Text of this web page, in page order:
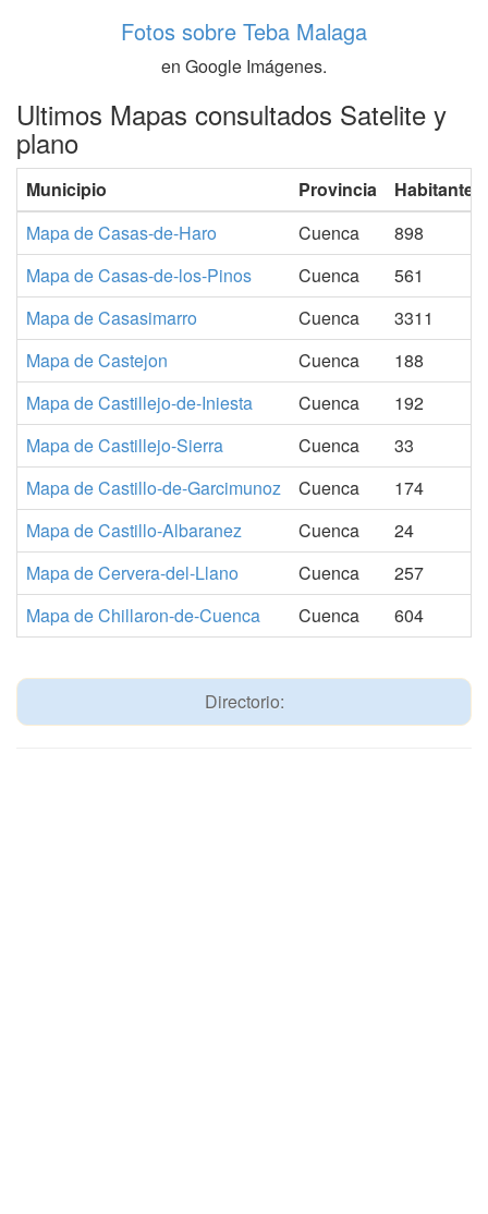
Fotos sobre Teba Malaga
en Google Imágenes.
Ultimos Mapas consultados Satelite y
plano
Municipio Provincia
Habitantes
Mapa de Casas-de-Haro
Cuenca
898
Mapa de Casas-de-los-Pinos
Cuenca
561
Mapa de Casasimarro
Cuenca
3311
Mapa de Castejon
Cuenca
188
Mapa de Castillejo-de-Iniesta
Cuenca
192
Mapa de Castillejo-Sierra
Cuenca
33
Mapa de Castillo-de-Garcimunoz
Cuenca
174
Mapa de Castillo-Albaranez
Cuenca
24
Mapa de Cervera-del-Llano
Cuenca
257
Mapa de Chillaron-de-Cuenca
Cuenca 604
Directorio: